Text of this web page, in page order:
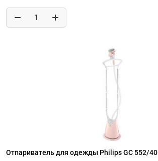
Отпариватель для одежды Philips GC 552/40